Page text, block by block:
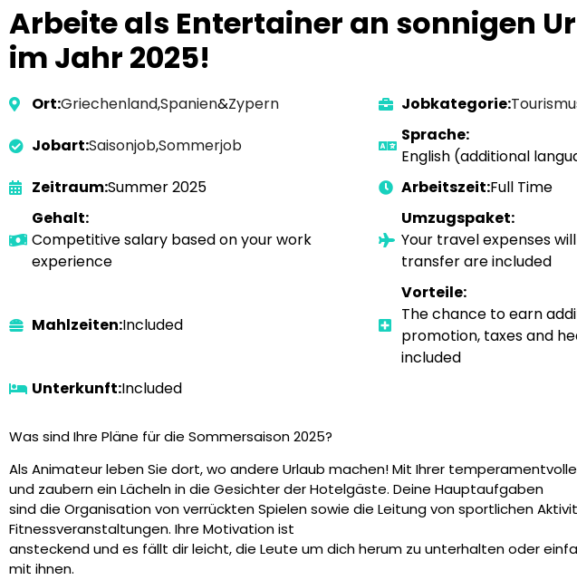
Arbeite als Entertainer an sonnigen
im Jahr 2025!
Ort:Griechenland,Spanien&Zypern Jobkategorie:
Jobart:Saisonjob,Sommerjob
Sprache:
English (additional
Zeitraum:Summer 2025 Arbeitszeit:Full Time
Gehalt:
Competitive salary based on your work
experience
Umzugspaket:
Your travel expenses
transfer are included
Mahlzeiten:Included
Vorteile:
The chance to earn
promotion, taxes and
included
Unterkunft:Included
Was sind Ihre Pläne für die Sommersaison 2025?
Als Animateur leben Sie dort, wo andere Urlaub machen! Mit Ihrer
und zaubern ein Lächeln in die Gesichter der Hotelgäste. Deine Hauptaufgaben
sind die Organisation von verrückten Spielen sowie die Leitung von sportlichen
Fitnessveranstaltungen. Ihre Motivation ist
ansteckend und es fällt dir leicht, die Leute um dich herum zu unterhalten oder
mit ihnen.